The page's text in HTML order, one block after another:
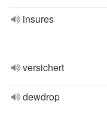
insures
versichert
dewdrop